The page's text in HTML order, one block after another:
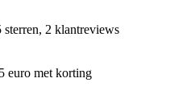
sterren, 2 klantreviews
euro met korting